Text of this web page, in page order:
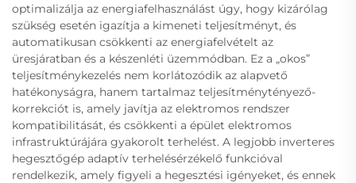
optimalizálja az energiafelhasználást úgy, hogy kizárólag
szükség esetén igazítja a kimeneti teljesítményt, és
automatikusan csökkenti az energiafelvételt az
üresjáratban és a készenléti üzemmódban. Ez a „okos”
teljesítménykezelés nem korlátozódik az alapvető
hatékonyságra, hanem tartalmaz teljesítménytényező-
korrekciót is, amely javítja az elektromos rendszer
kompatibilitását, és csökkenti a épület elektromos
infrastruktúrájára gyakorolt terhelést. A legjobb inverteres
hegesztőgép adaptív terhelésérzékelő funkcióval
rendelkezik, amely figyeli a hegesztési igényeket, és ennek